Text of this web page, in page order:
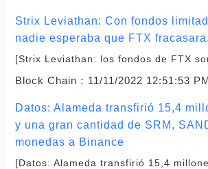
Strix Leviathan: Con fondos
nadie esperaba que FTX fracasara.
[Strix Leviathan: los fondos de FTX
Block Chain： 11/11/2022 12:51:53
Datos: Alameda transfirió 15,4
y una gran cantidad de SRM,
monedas a Binance
[Datos: Alameda transfirió 15,4